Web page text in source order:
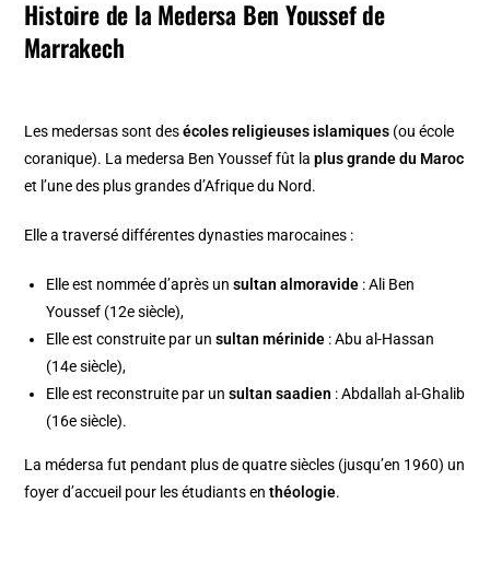
Histoire de la Medersa Ben Youssef de
Marrakech
Les medersas sont desécoles religieuses islamiques (ou école
coranique). La medersa Ben Youssef fût laplus grande du Maroc
et l’une des plus grandes d’Afrique du Nord.
Elle a traversé différentes dynasties marocaines :
Elle est nommée d’après unsultan almoravide : Ali Ben
Youssef (12e siècle),
Elle est construite par unsultan mérinide : Abu al-Hassan
(14e siècle),
Elle est reconstruite par unsultan saadien : Abdallah al-Ghalib
(16e siècle).
La médersa fut pendant plus de quatre siècles (jusqu’en 1960) un
foyer d’accueil pour les étudiants enthéologie.